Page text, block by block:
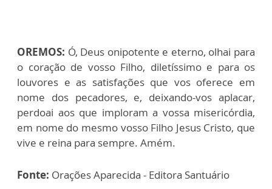
OREMOS: Ó, Deus onipotente e eterno, olhai para
o coração de vosso Filho, diletíssimo e para os
louvores e as satisfações que vos oferece em
nome dos pecadores, e, deixando-vos aplacar,
perdoai aos que imploram a vossa misericórdia,
em nome do mesmo vosso Filho Jesus Cristo, que
vive e reina para sempre. Amém.
Fonte: Orações Aparecida - Editora Santuário